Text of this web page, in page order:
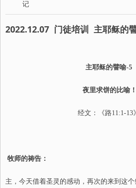
记
2022.12.07 门徒培训 主耶稣的
主耶稣的譬喻-5
夜里求饼的比喻！
经文：《路11:1-13》
牧师的祷告：
主，今天借着圣灵的感动，再次的来到这个